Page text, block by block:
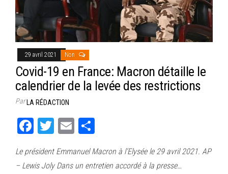
29 avril 2021 Non
Covid-19 en France: Macron détaille le
calendrier de la levée des restrictions
ParLA RÉDACTION
Fa
bo
T
tt
E
ail ag
Le président Emmanuel Macron à l’Elysée le 29 avril 2021. AP
– Lewis Joly Dans un entretien accordé à la presse…